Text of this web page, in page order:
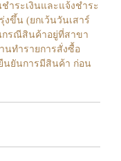
ชำระเงินและแจ้งชำระ
งขึ้น (ยกเว้นวันเสาร์
กรณีสินค้าอยู่ที่สาขา
นทำรายการสั่งซื้อ
นยันการมีสินค้า ก่อน